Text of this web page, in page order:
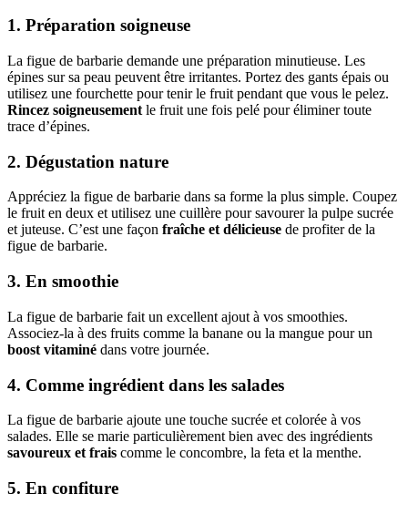
1. Préparation soigneuse
La figue de barbarie demande une préparation minutieuse. Les
épines sur sa peau peuvent être irritantes. Portez des gants épais ou
utilisez une fourchette pour tenir le fruit pendant que vous le pelez.
Rincez soigneusement le fruit une fois pelé pour éliminer toute
trace d’épines.
2. Dégustation nature
Appréciez la figue de barbarie dans sa forme la plus simple. Coupez
le fruit en deux et utilisez une cuillère pour savourer la pulpe sucrée
et juteuse. C’est une façon fraîche et délicieuse de profiter de la
figue de barbarie.
3. En smoothie
La figue de barbarie fait un excellent ajout à vos smoothies.
Associez-la à des fruits comme la banane ou la mangue pour un
boost vitaminé dans votre journée.
4. Comme ingrédient dans les salades
La figue de barbarie ajoute une touche sucrée et colorée à vos
salades. Elle se marie particulièrement bien avec des ingrédients
savoureux et frais comme le concombre, la feta et la menthe.
5. En confiture